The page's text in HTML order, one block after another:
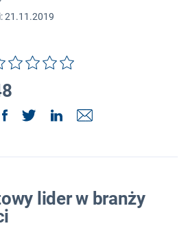
21.11.2019
lider w branży